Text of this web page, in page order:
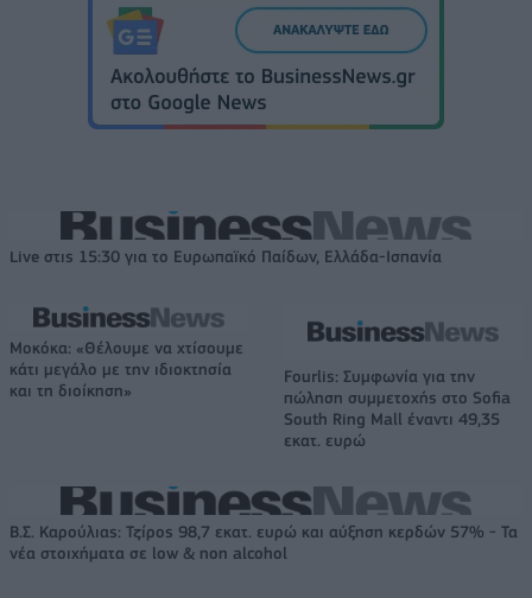
Live στις 15:30 για το Ευρωπαϊκό Παίδων, Ελλάδα-Ισπανία
Μοκόκα: «Θέλουμε να χτίσουμε
κάτι μεγάλο με την ιδιοκτησία
και τη διοίκηση»
Fourlis: Συμφωνία για την
πώληση συμμετοχής στο Sofia
South Ring Mall έναντι 49,35
εκατ. ευρώ
Β.Σ. Καρούλιας: Τζίρος 98,7 εκατ. ευρώ και αύξηση κερδών 57% - Τα
νέα στοιχήματα σε low & non alcohol